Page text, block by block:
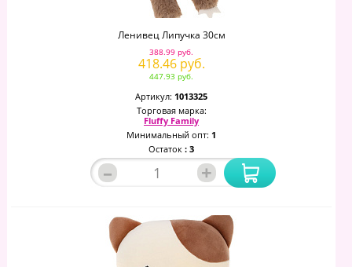
Ленивец Липучка 30см
388.99 руб.
418.46 руб.
447.93 руб.
Артикул: 1013325
Торговая марка:
Fluffy Family
Минимальный опт: 1
Остаток : 3
– +